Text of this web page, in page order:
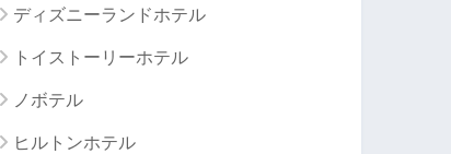
ディズニーランドホテル
トイストーリーホテル
ノボテル
ヒルトンホテル